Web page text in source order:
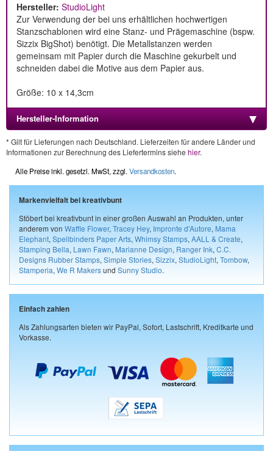
Hersteller: StudioLight
Zur Verwendung der bei uns erhältlichen hochwertigen
Stanzschablonen wird eine Stanz- und Prägemaschine (bspw.
Sizzix BigShot) benötigt. Die Metallstanzen werden
gemeinsam mit Papier durch die Maschine gekurbelt und
schneiden dabei die Motive aus dem Papier aus.
Größe: 10 x 14,3cm
Hersteller-Information
* Gilt für Lieferungen nach Deutschland. Lieferzeiten für andere Länder und
Informationen zur Berechnung des Liefertermins siehe hier.
Alle Preise inkl. gesetzl. MwSt, zzgl. Versandkosten.
Markenvielfalt bei kreativbunt
Stöbert bei kreativbunt in einer großen Auswahl an Produkten, unter
anderem von Waffle Flower, Tracey Hey, Impronte d'Autore, Mama
Elephant, Spellbinders Paper Arts, Whimsy Stamps, AALL & Create,
Stamping Bella, Lawn Fawn, Marianne Design, Ranger Ink, C.C.
Designs Rubber Stamps, Simple Stories, Sizzix, StudioLight, Tombow,
Stamperia, We R Makersund Sunny Studio.
Einfach zahlen
Als Zahlungsarten bieten wir PayPal, Sofort, Lastschrift, Kreditkarte und
Vorkasse.